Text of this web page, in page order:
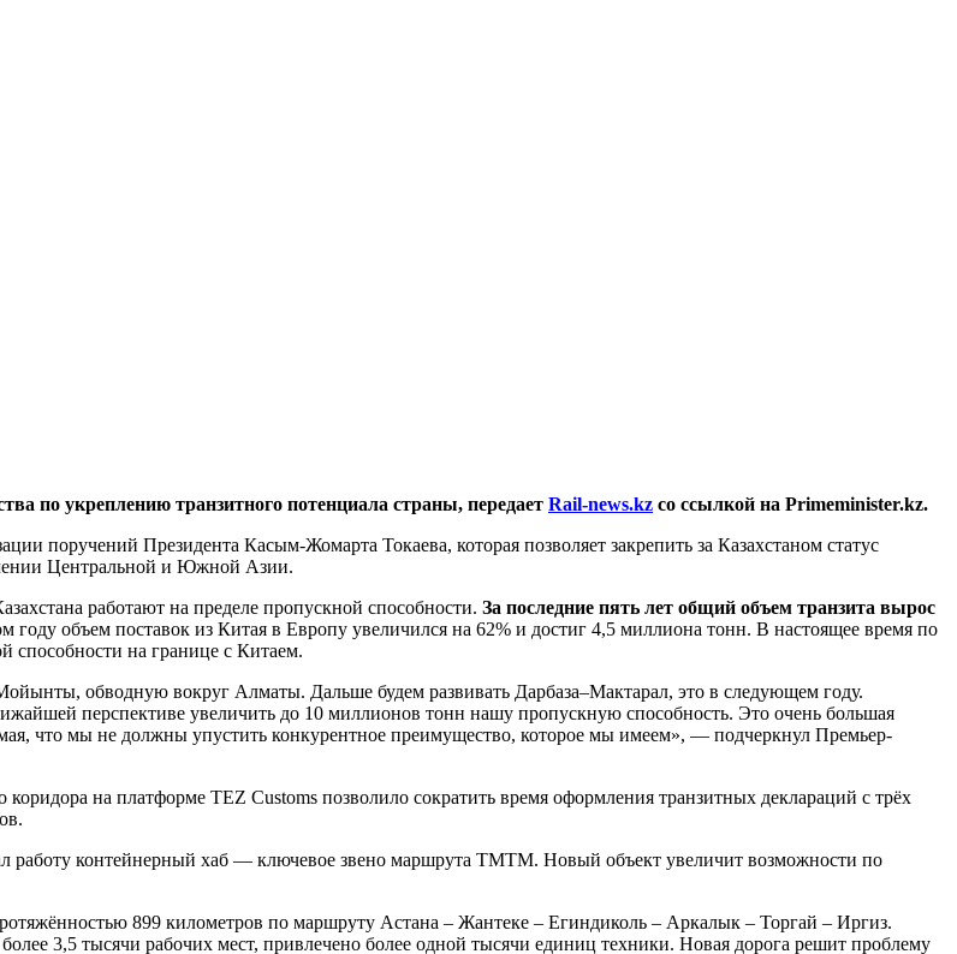
по укреплению транзитного потенциала страны, передает Rail-news.kz со ссылкой на Primeminister.kz.
поручений Президента Касым-Жомарта Токаева, которая позволяет закрепить за Казахстаном статус
Центральной и Южной Азии.
работают на пределе пропускной способности. За последние пять лет общий объем транзита вырос
году объем поставок из Китая в Европу увеличился на 62% и достиг 4,5 миллиона тонн. В настоящее время по
способности на границе с Китаем.
обводную вокруг Алматы. Дальше будем развивать Дарбаза–Мактарал, это в следующем году.
перспективе увеличить до 10 миллионов тонн нашу пропускную способность. Это очень большая
что мы не должны упустить конкурентное преимущество, которое мы имеем», — подчеркнул Премьер-
на платформе TEZ Customs позволило сократить время оформления транзитных деклараций с трёх
работу контейнерный хаб — ключевое звено маршрута ТМТМ. Новый объект увеличит возможности по
899 километров по маршруту Астана – Жантеке – Егиндиколь – Аркалык – Торгай – Иргиз.
3,5 тысячи рабочих мест, привлечено более одной тысячи единиц техники. Новая дорога решит проблему